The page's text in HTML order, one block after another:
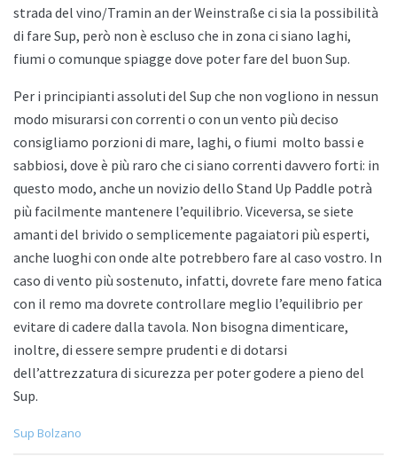
strada del vino/Tramin an der Weinstraße ci sia la possibilità
di fare Sup, però non è escluso che in zona ci siano laghi,
fiumi o comunque spiagge dove poter fare del buon Sup.
Per i principianti assoluti del Sup che non vogliono in nessun
modo misurarsi con correnti o con un vento più deciso
consigliamo porzioni di mare, laghi, o fiumi molto bassi e
sabbiosi, dove è più raro che ci siano correnti davvero forti: in
questo modo, anche un novizio dello Stand Up Paddle potrà
più facilmente mantenere l’equilibrio. Viceversa, se siete
amanti del brivido o semplicemente pagaiatori più esperti,
anche luoghi con onde alte potrebbero fare al caso vostro. In
caso di vento più sostenuto, infatti, dovrete fare meno fatica
con il remo ma dovrete controllare meglio l’equilibrio per
evitare di cadere dalla tavola. Non bisogna dimenticare,
inoltre, di essere sempre prudenti e di dotarsi
dell’attrezzatura di sicurezza per poter godere a pieno del
Sup.
C
Sup Bolzano